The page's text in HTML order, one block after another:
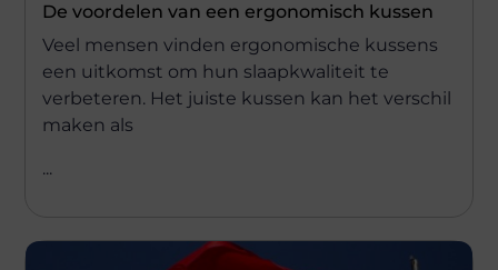
De voordelen van een ergonomisch kussen
Veel mensen vinden ergonomische kussens
een uitkomst om hun slaapkwaliteit te
verbeteren. Het juiste kussen kan het verschil
maken als
...